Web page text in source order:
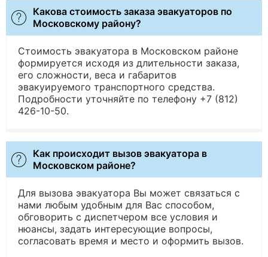
Какова стоимость заказа эвакуаторов по
Московскому району?
Стоимость эвакуатора в Московском районе
формируется исходя из длительности заказа,
его сложности, веса и габаритов
эвакуируемого транспортного средства.
Подробности уточняйте по телефону +7 (812)
426-10-50.
Как происходит вызов эвакуатора в
Московском районе?
Для вызова эвакуатора Вы может связаться с
нами любым удобным для Вас способом,
обговорить с диспетчером все условия и
нюансы, задать интересующие вопросы,
согласовать время и место и оформить вызов.